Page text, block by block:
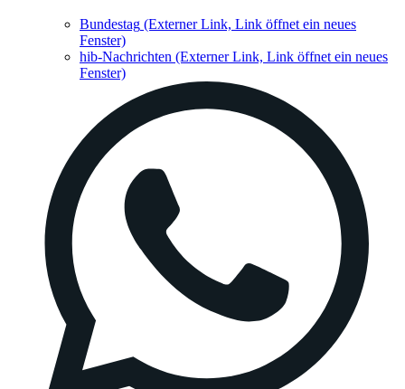
Bundestag (Externer Link, Link öffnet ein neues
Fenster)
hib-Nachrichten (Externer Link, Link öffnet ein neues
Fenster)